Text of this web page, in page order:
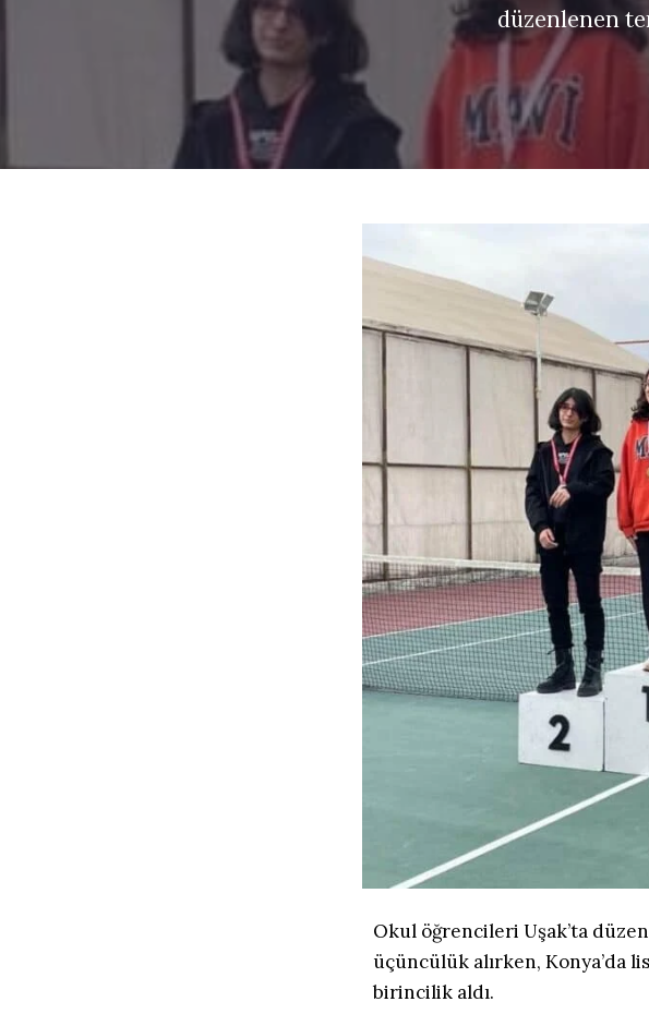
düzenlenen
Okul öğrencileri Uşak’ta
üçüncülük alırken, Konya’da
birincilik aldı.